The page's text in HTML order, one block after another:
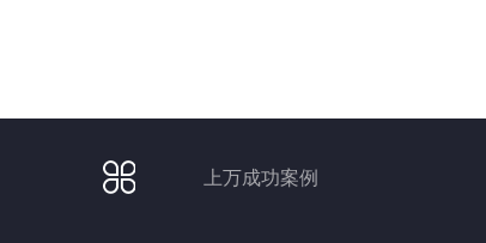
上万成功案例